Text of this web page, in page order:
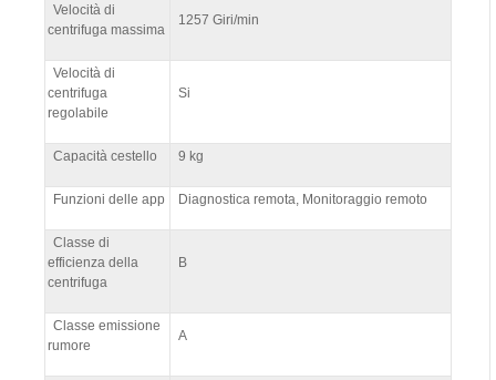
Velocità di
centrifuga massima
1257 Giri/min
Velocità di
centrifuga
regolabile
Si
Capacità cestello 9 kg
Funzioni delle app Diagnostica remota, Monitoraggio remoto
Classe di
efficienza della
centrifuga
B
Classe emissione
rumore
A